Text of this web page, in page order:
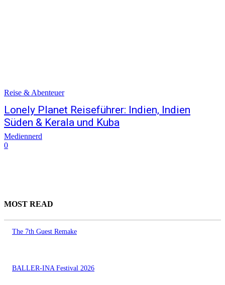
Reise & Abenteuer
Lonely Planet Reiseführer: Indien, Indien
Süden & Kerala und Kuba
Mediennerd
0
MOST READ
The 7th Guest Remake
BALLER-INA Festival 2026